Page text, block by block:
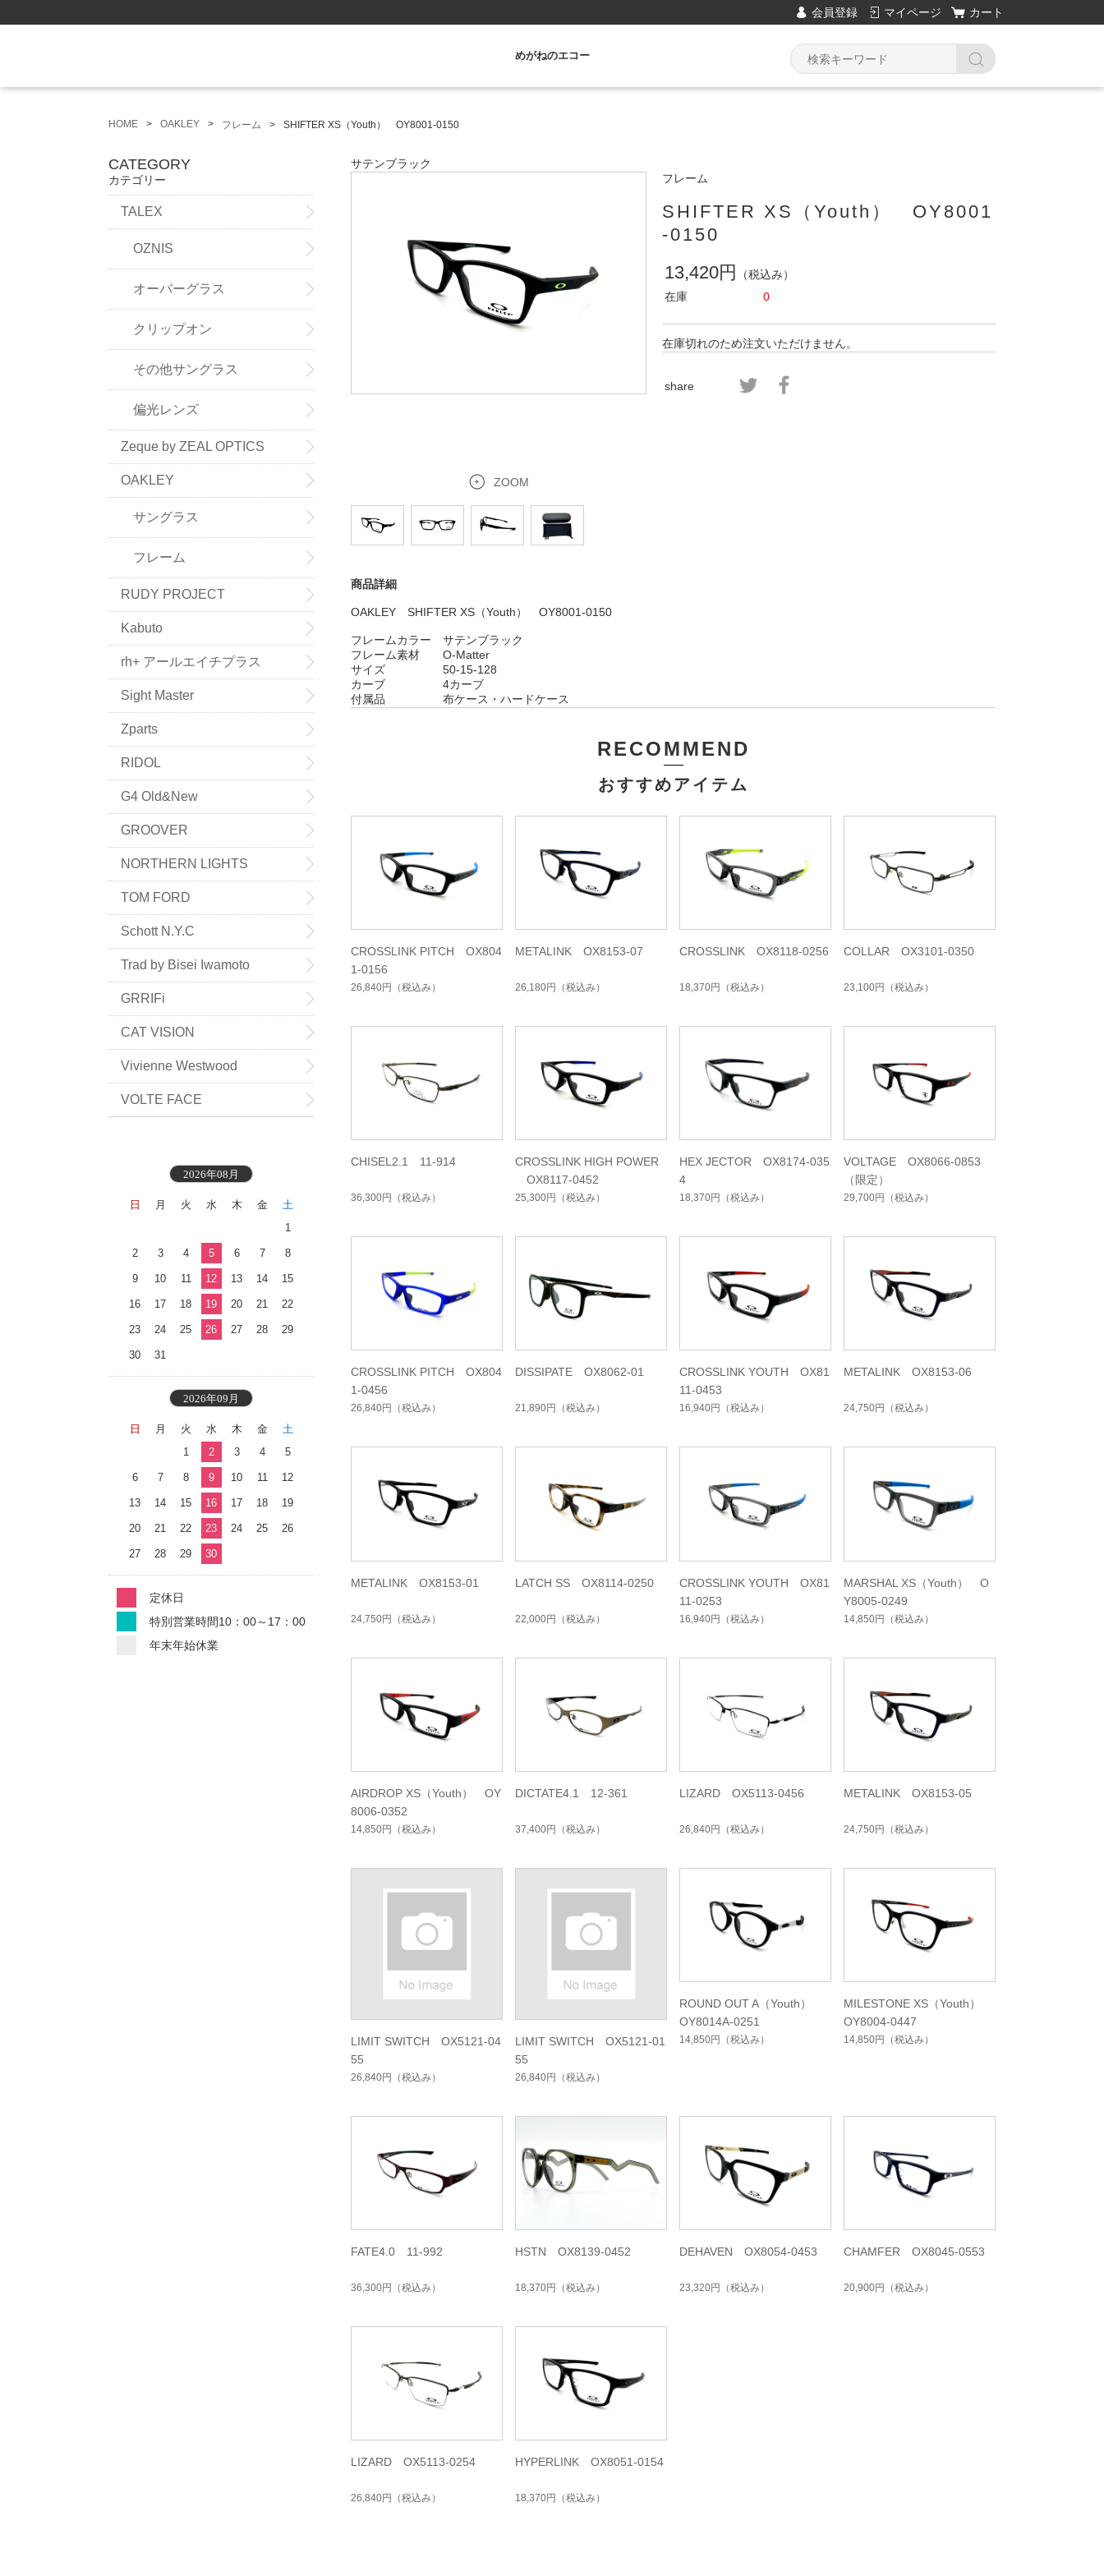
会員登録 マイページ カート
めがねのエコー
HOME OAKLEY フレーム SHIFTER XS（Youth） OY8001-0150
サテンブラック
ZOOM
フレーム
SHIFTER XS（Youth） OY8001
-0150
13,420円
（税込み）
在庫
0
在庫切れのため注文いただけません。
share
商品詳細
OAKLEY SHIFTER XS（Youth） OY8001-0150
フレームカラー サテンブラック
フレーム素材 O-Matter
サイズ 50-15-128
カーブ 4カーブ
付属品 布ケース・ハードケース
RECOMMEND
おすすめアイテム
CROSSLINK PITCH OX804
1-0156
26,840円 （税込み）
METALINK OX8153-07
26,180円 （税込み）
CROSSLINK OX8118-0256
18,370円 （税込み）
COLLAR OX3101-0350
23,100円 （税込み）
CHISEL2.1 11-914
36,300円 （税込み）
CROSSLINK HIGH POWER
OX8117-0452
25,300円 （税込み）
HEX JECTOR OX8174-035
4
18,370円 （税込み）
VOLTAGE OX8066-0853
（限定）
29,700円 （税込み）
CROSSLINK PITCH OX804
1-0456
26,840円 （税込み）
DISSIPATE OX8062-01
21,890円 （税込み）
CROSSLINK YOUTH OX81
11-0453
16,940円 （税込み）
METALINK OX8153-06
24,750円 （税込み）
METALINK OX8153-01
24,750円 （税込み）
LATCH SS OX8114-0250
22,000円 （税込み）
CROSSLINK YOUTH OX81
11-0253
16,940円 （税込み）
MARSHAL XS（Youth） O
Y8005-0249
14,850円 （税込み）
AIRDROP XS（Youth） OY
8006-0352
14,850円 （税込み）
DICTATE4.1 12-361
37,400円 （税込み）
LIZARD OX5113-0456
26,840円 （税込み）
METALINK OX8153-05
24,750円 （税込み）
LIMIT SWITCH OX5121-04
55
26,840円 （税込み）
LIMIT SWITCH OX5121-01
55
26,840円 （税込み）
ROUND OUT A（Youth）
OY8014A-0251
14,850円 （税込み）
MILESTONE XS（Youth）
OY8004-0447
14,850円 （税込み）
FATE4.0 11-992
36,300円 （税込み）
HSTN OX8139-0452
18,370円 （税込み）
DEHAVEN OX8054-0453
23,320円 （税込み）
CHAMFER OX8045-0553
20,900円 （税込み）
LIZARD OX5113-0254
26,840円 （税込み）
HYPERLINK OX8051-0154
18,370円 （税込み）
CATEGORY
カテゴリー
TALEX
OZNIS
オーバーグラス
クリップオン
その他サングラス
偏光レンズ
Zeque by ZEAL OPTICS
OAKLEY
サングラス
フレーム
RUDY PROJECT
Kabuto
rh+ アールエイチプラス
Sight Master
Zparts
RIDOL
G4 Old&New
GROOVER
NORTHERN LIGHTS
TOM FORD
Schott N.Y.C
Trad by Bisei Iwamoto
GRRIFi
CAT VISION
Vivienne Westwood
VOLTE FACE
2026年08月
日 月 火 水 木 金
土
1
2 3 4 5 6 7 8
9 10 11 12 13 14 15
16 17 18 19 20 21 22
23 24 25 26 27 28 29
30 31
2026年09月
日 月 火 水 木 金
土
1
2 3 4 5
6 7 8 9 10 11 12
13 14 15 16 17 18 19
20 21 22 23 24 25 26
27 28 29 30
定休日
特別営業時間10：00～17：00
年末年始休業